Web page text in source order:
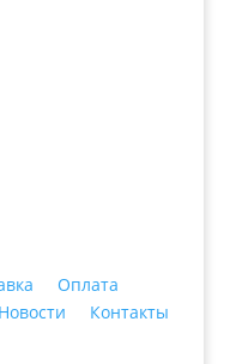
Оплата
Новости Контакты